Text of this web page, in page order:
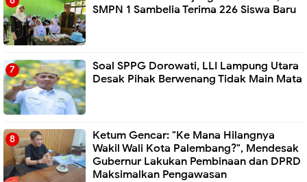
SMPN 1 Sambelia Terima 226 Siswa Baru ‎
Soal SPPG Dorowati, LLI Lampung Utara
Desak Pihak Berwenang Tidak Main Mata
Ketum Gencar: "Ke Mana Hilangnya
Wakil Wali Kota Palembang?", Mendesak
Gubernur Lakukan Pembinaan dan DPRD
Maksimalkan Pengawasan